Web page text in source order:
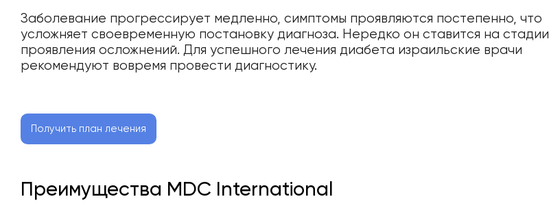
Заболевание прогрессирует медленно, симптомы проявляются постепенно, что
усложняет своевременную постановку диагноза. Нередко он ставится на стадии
проявления осложнений. Для успешного лечения диабета израильские врачи
рекомендуют вовремя провести диагностику.
Получить план лечения
Преимущества MDC International